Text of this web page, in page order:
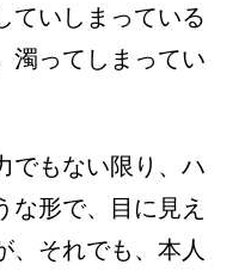
ていしまっている
濁ってしまってい
でもない限り、ハ
な形で、目に見え
、それでも、本人